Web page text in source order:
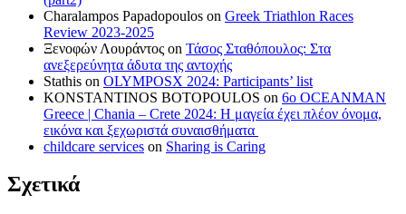
Charalampos Papadopoulos on Greek Triathlon Races
Review 2023-2025
Ξενοφών Λουράντος on Τάσος Σταθόπουλος: Στα
ανεξερεύνητα άδυτα της αντοχής
Stathis on OLYMPOSX 2024: Participants’ list
KONSTANTINOS BOTOPOULOS on 6ο OCEANMAN
Greece | Chania – Crete 2024: Η μαγεία έχει πλέον όνομα,
εικόνα και ξεχωριστά συναισθήματα
childcare services on Sharing is Caring
Σχετικά